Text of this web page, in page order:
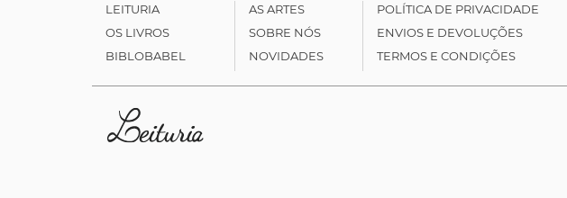
LEITURIA
OS LIVROS
BIBLOBABEL
AS ARTES
SOBRE NÓS
NOVIDADES
POLÍTICA DE PRIVACIDADE
ENVIOS E DEVOLUÇÕES
TERMOS E CONDIÇÕES